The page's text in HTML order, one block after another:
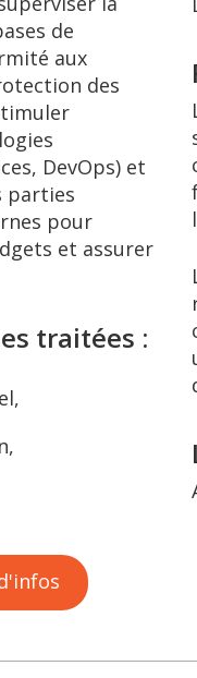
de
aux
des
DevOps) et
parties
pour
et assurer
traitées :